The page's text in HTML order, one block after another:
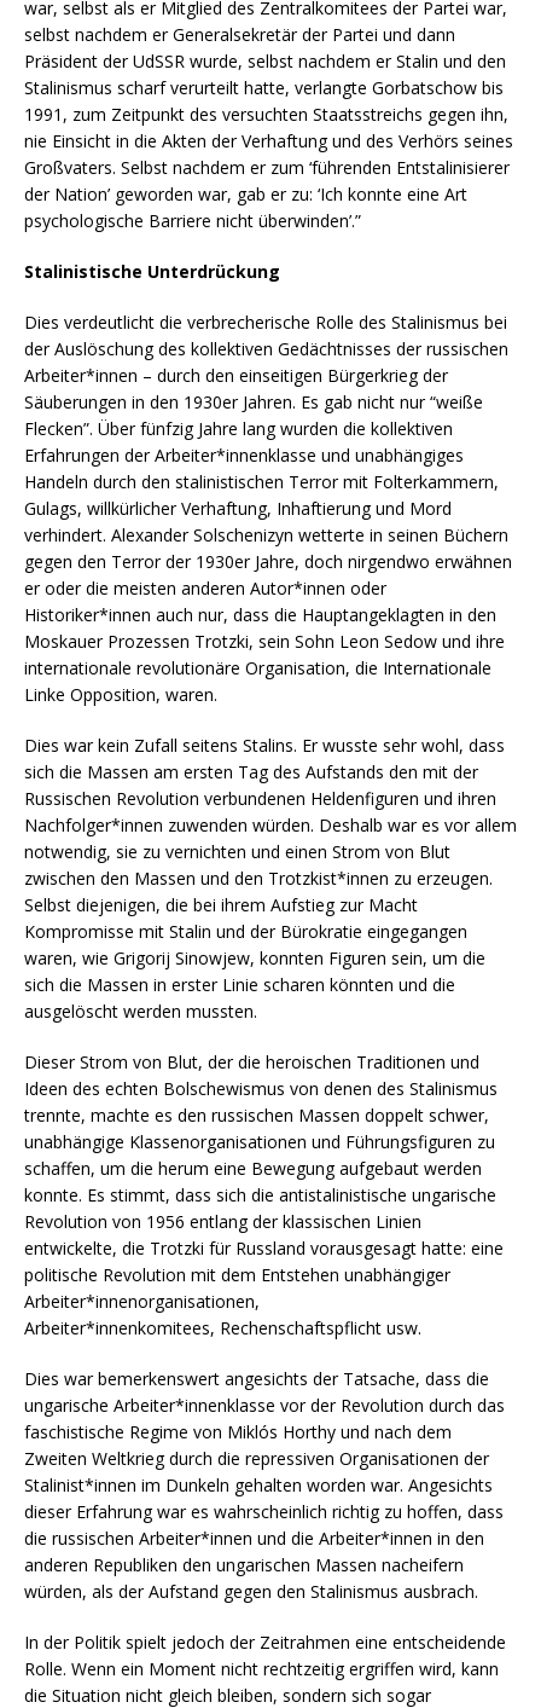
war, selbst als er Mitglied des Zentralkomitees der Partei war,
selbst nachdem er Generalsekretär der Partei und dann
Präsident der UdSSR wurde, selbst nachdem er Stalin und den
Stalinismus scharf verurteilt hatte, verlangte Gorbatschow bis
1991, zum Zeitpunkt des versuchten Staatsstreichs gegen ihn,
nie Einsicht in die Akten der Verhaftung und des Verhörs seines
Großvaters. Selbst nachdem er zum ‘führenden Entstalinisierer
der Nation’ geworden war, gab er zu: ‘Ich konnte eine Art
psychologische Barriere nicht überwinden’.”
Stalinistische Unterdrückung
Dies verdeutlicht die verbrecherische Rolle des Stalinismus bei
der Auslöschung des kollektiven Gedächtnisses der russischen
Arbeiter*innen – durch den einseitigen Bürgerkrieg der
Säuberungen in den 1930er Jahren. Es gab nicht nur “weiße
Flecken”. Über fünfzig Jahre lang wurden die kollektiven
Erfahrungen der Arbeiter*innenklasse und unabhängiges
Handeln durch den stalinistischen Terror mit Folterkammern,
Gulags, willkürlicher Verhaftung, Inhaftierung und Mord
verhindert. Alexander Solschenizyn wetterte in seinen Büchern
gegen den Terror der 1930er Jahre, doch nirgendwo erwähnen
er oder die meisten anderen Autor*innen oder
Historiker*innen auch nur, dass die Hauptangeklagten in den
Moskauer Prozessen Trotzki, sein Sohn Leon Sedow und ihre
internationale revolutionäre Organisation, die Internationale
Linke Opposition, waren.
Dies war kein Zufall seitens Stalins. Er wusste sehr wohl, dass
sich die Massen am ersten Tag des Aufstands den mit der
Russischen Revolution verbundenen Heldenfiguren und ihren
Nachfolger*innen zuwenden würden. Deshalb war es vor allem
notwendig, sie zu vernichten und einen Strom von Blut
zwischen den Massen und den Trotzkist*innen zu erzeugen.
Selbst diejenigen, die bei ihrem Aufstieg zur Macht
Kompromisse mit Stalin und der Bürokratie eingegangen
waren, wie Grigorij Sinowjew, konnten Figuren sein, um die
sich die Massen in erster Linie scharen könnten und die
ausgelöscht werden mussten.
Dieser Strom von Blut, der die heroischen Traditionen und
Ideen des echten Bolschewismus von denen des Stalinismus
trennte, machte es den russischen Massen doppelt schwer,
unabhängige Klassenorganisationen und Führungsfiguren zu
schaffen, um die herum eine Bewegung aufgebaut werden
konnte. Es stimmt, dass sich die antistalinistische ungarische
Revolution von 1956 entlang der klassischen Linien
entwickelte, die Trotzki für Russland vorausgesagt hatte: eine
politische Revolution mit dem Entstehen unabhängiger
Arbeiter*innenorganisationen,
Arbeiter*innenkomitees, Rechenschaftspflicht usw.
Dies war bemerkenswert angesichts der Tatsache, dass die
ungarische Arbeiter*innenklasse vor der Revolution durch das
faschistische Regime von Miklós Horthy und nach dem
Zweiten Weltkrieg durch die repressiven Organisationen der
Stalinist*innen im Dunkeln gehalten worden war. Angesichts
dieser Erfahrung war es wahrscheinlich richtig zu hoffen, dass
die russischen Arbeiter*innen und die Arbeiter*innen in den
anderen Republiken den ungarischen Massen nacheifern
würden, als der Aufstand gegen den Stalinismus ausbrach.
In der Politik spielt jedoch der Zeitrahmen eine entscheidende
Rolle. Wenn ein Moment nicht rechtzeitig ergriffen wird, kann
die Situation nicht gleich bleiben, sondern sich sogar